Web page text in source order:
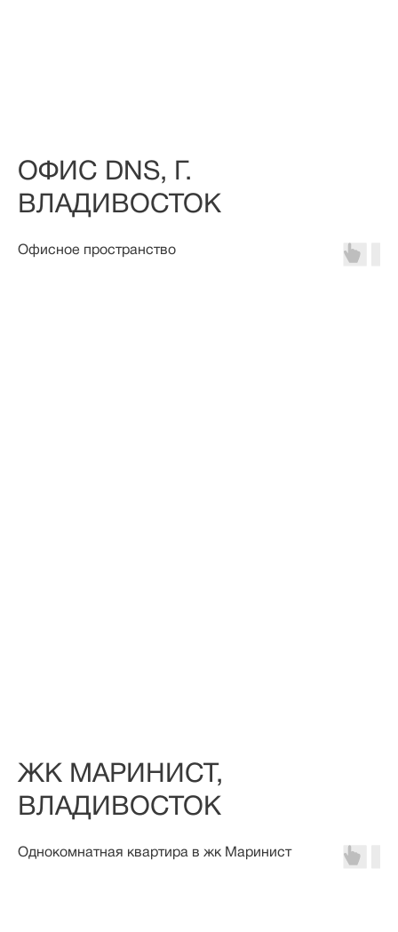
ОФИС DNS, Г.
ВЛАДИВОСТОК
Офисное пространство
ЖК МАРИНИСТ,
ВЛАДИВОСТОК
Однокомнатная квартира в жк Маринист